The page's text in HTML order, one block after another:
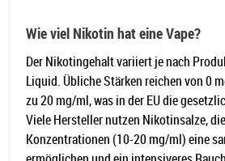
Wie viel Nikotin hat eine Vape?
Der Nikotingehalt variiert je nach
Liquid. Übliche Stärken reichen von 0
zu 20 mg/ml, was in der EU die
Viele Hersteller nutzen Nikotinsalze,
Konzentrationen (10-20 mg/ml) eine